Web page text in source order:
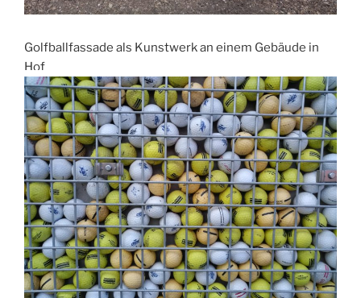
Golfballfassade als Kunstwerk an einem Gebäude in
Hof